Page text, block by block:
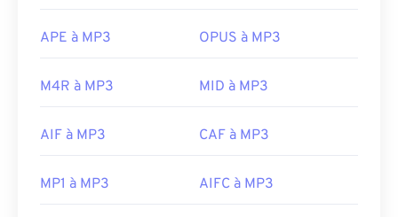
APE à MP3 OPUS à MP3
M4R à MP3 MID à MP3
AIF à MP3 CAF à MP3
MP1 à MP3 AIFC à MP3